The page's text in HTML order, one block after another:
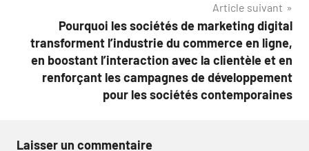
Article suivant
Pourquoi les sociétés de marketing digital
transforment l’industrie du commerce en ligne,
en boostant l’interaction avec la clientèle et en
renforçant les campagnes de développement
pour les sociétés contemporaines
Laisser un commentaire